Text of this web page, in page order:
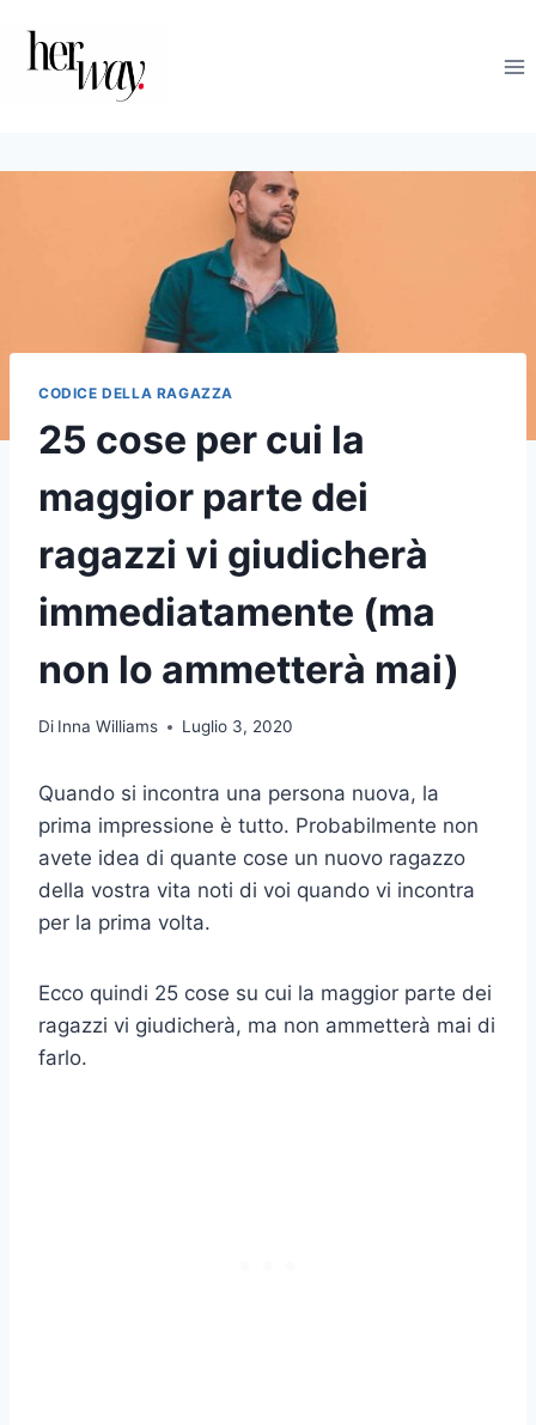
contenuto
CODICE DELLA RAGAZZA
25 cose per cui la
maggior parte dei
ragazzi vi giudicherà
immediatamente (ma
non lo ammetterà mai)
Di Inna Williams Luglio 3, 2020
Quando si incontra una persona nuova, la
prima impressione è tutto. Probabilmente non
avete idea di quante cose un nuovo ragazzo
della vostra vita noti di voi quando vi incontra
per la prima volta.
Ecco quindi 25 cose su cui la maggior parte dei
ragazzi vi giudicherà, ma non ammetterà mai di
farlo.